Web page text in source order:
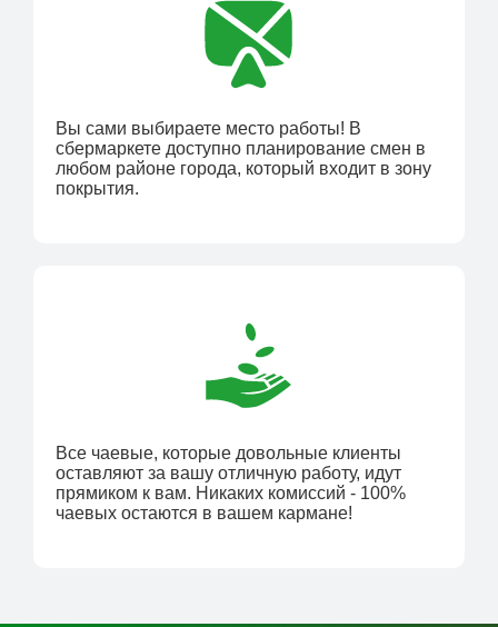
Вы сами выбираете место работы! В
сбермаркете доступно планирование смен в
любом районе города, который входит в зону
покрытия.
Все чаевые, которые довольные клиенты
оставляют за вашу отличную работу, идут
прямиком к вам. Никаких комиссий - 100%
чаевых остаются в вашем кармане!